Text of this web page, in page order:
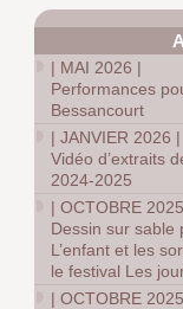
| MAI 2026 |
Performances
Bessancourt
|JANVIER 2026 |
Vidéo d’extraits
2024-2025
|OCTOBRE 2025
Dessin sur sable
L’enfant et les
le festival Les
|OCTOBRE 2025